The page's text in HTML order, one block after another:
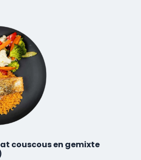
couscous en gemixte